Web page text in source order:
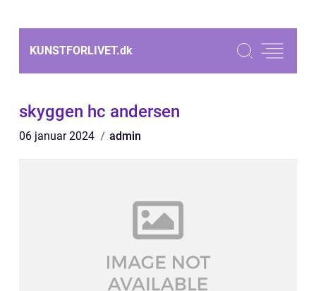
KUNSTFORLIVET.dk
skyggen hc andersen
06 januar 2024 admin